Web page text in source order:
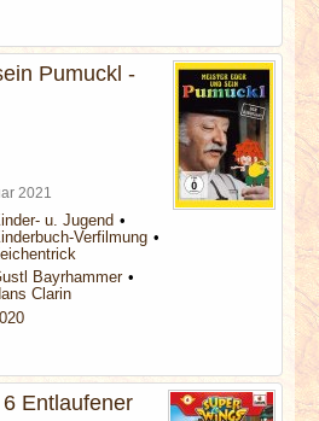
Pumuckl -
2021
u. Jugend
Verfilmung
Bayrhammer
Clarin
Entlaufener